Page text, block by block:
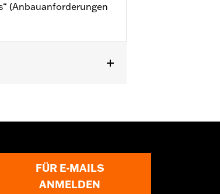
(Anbauanforderungen
am Lenker
FÜR E-MAILS
ANMELDEN